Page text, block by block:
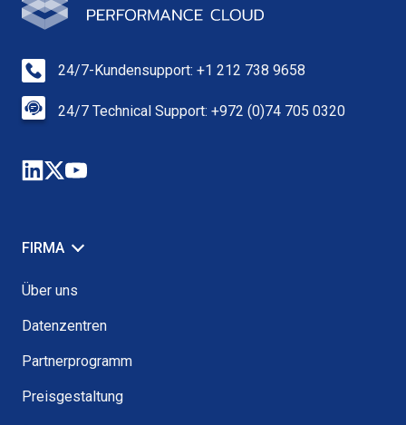
24/7-Kundensupport: +1 212 738 9658
24/7 Technical Support: +972 (0)74 705 0320
FIRMA
Über uns
Datenzentren
Partnerprogramm
Preisgestaltung